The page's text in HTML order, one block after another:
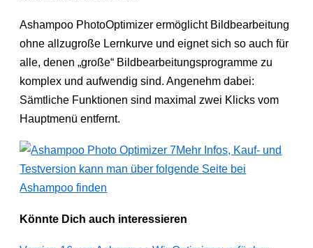
Ashampoo PhotoOptimizer ermöglicht Bildbearbeitung
ohne allzugroße Lernkurve und eignet sich so auch für
alle, denen „große“ Bildbearbeitungsprogramme zu
komplex und aufwendig sind. Angenehm dabei:
Sämtliche Funktionen sind maximal zwei Klicks vom
Hauptmenü entfernt.
Mehr Infos, Kauf- und
Testversion kann man über folgende Seite bei
Ashampoo finden
Könnte Dich auch interessieren